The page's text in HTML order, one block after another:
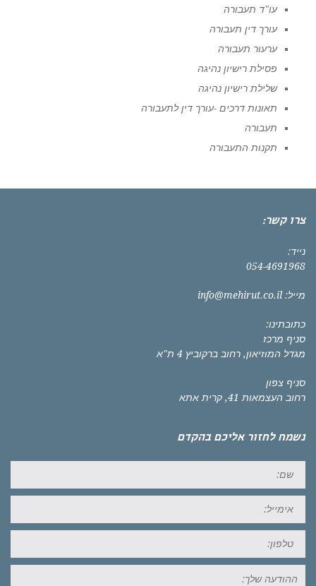
עו"ד תעבורה
עורך דין תעבורה
ערעור תעבורה
פסילת רישיון נהיגה
שלילת רישיון נהיגה
תאונות דרכים -עורך דין לתעבורה
תעבורה
תקנות התעבורה
צרו קשר:
נייד:
054-4691968
מייל: info@mehirut.co.il
כתובתינו:
סניף מרכז
מגדל המוזיאון, רחוב ברקוביץ 4 ת"א
סניף צפון
רחוב העצמאות 41, קרית אתא
נשמח לחזור אליכם בהקדם
שלך: